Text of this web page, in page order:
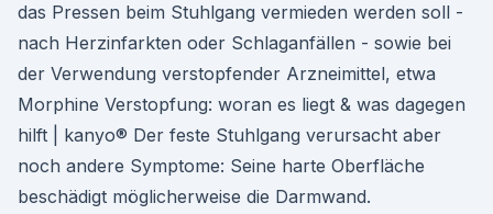
das Pressen beim Stuhlgang vermieden werden soll -
nach Herzinfarkten oder Schlaganfällen - sowie bei
der Verwendung verstopfender Arzneimittel, etwa
Morphine Verstopfung: woran es liegt & was dagegen
hilft | kanyo® Der feste Stuhlgang verursacht aber
noch andere Symptome: Seine harte Oberfläche
beschädigt möglicherweise die Darmwand.